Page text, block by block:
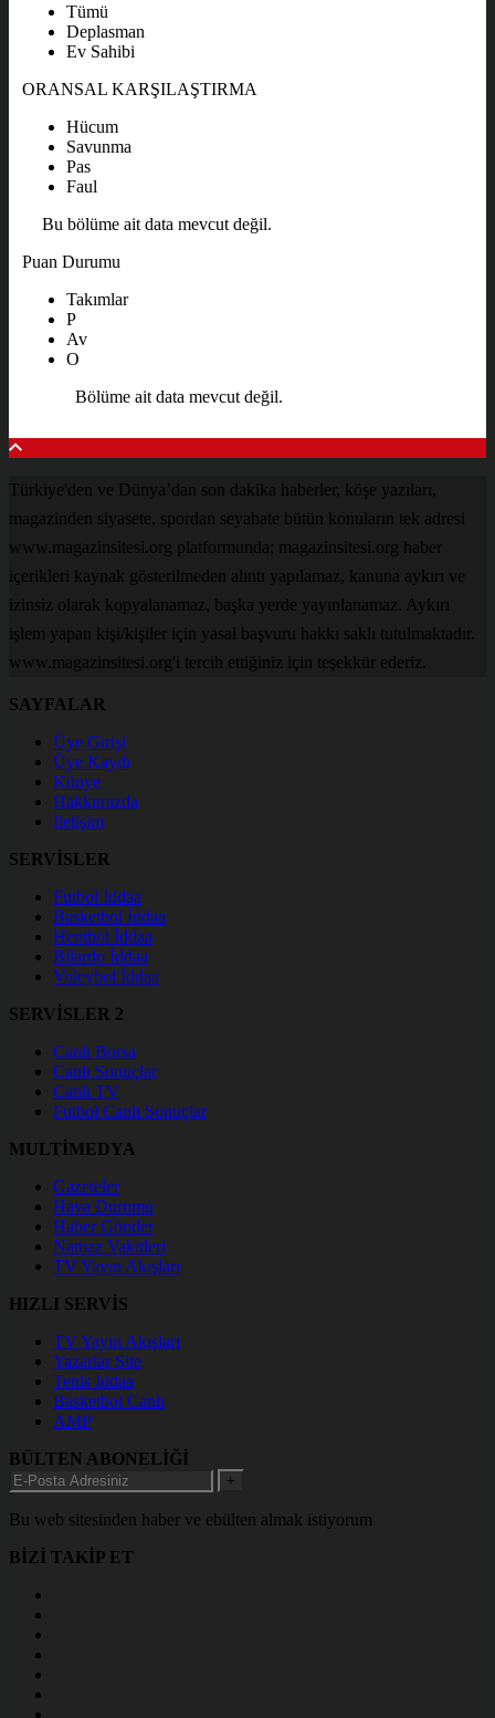
Tümü
Deplasman
Ev Sahibi
ORANSAL KARŞILAŞTIRMA
Hücum
Savunma
Pas
Faul
Bu bölüme ait data mevcut değil.
Puan Durumu
Takımlar
P
Av
O
Bölüme ait data mevcut değil.
Türkiye'den ve Dünya’dan son dakika haberler, köşe yazıları,
magazinden siyasete, spordan seyahate bütün konuların tek adresi
www.magazinsitesi.org platformunda; magazinsitesi.org haber
içerikleri kaynak gösterilmeden alıntı yapılamaz, kanuna aykırı ve
izinsiz olarak kopyalanamaz, başka yerde yayınlanamaz. Aykırı
işlem yapan kişi/kişiler için yasal başvuru hakkı saklı tutulmaktadır.
www.magazinsitesi.org'i tercih ettiğiniz için teşekkür ederiz.
SAYFALAR
Üye Girişi
Üye Kaydı
Künye
Hakkımızda
İletişim
SERVİSLER
Futbol İddaa
Basketbol İddaa
Hentbol İddaa
Bilardo İddaa
Voleybol İddaa
SERVİSLER 2
Canlı Borsa
Canlı Sonuçlar
Canlı TV
Futbol Canlı Sonuçlar
MULTİMEDYA
Gazeteler
Hava Durumu
Haber Gönder
Namaz Vakitleri
TV Yayın Akışları
HIZLI SERVİS
TV Yayın Akışları
Yazarlar Site
Tenis İddaa
Basketbol Canlı
AMP
BÜLTEN ABONELİĞİ
+
Bu web sitesinden haber ve ebülten almak istiyorum
BİZİ TAKİP ET